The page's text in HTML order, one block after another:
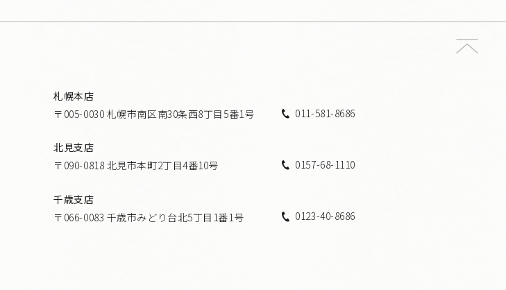
札幌本店
〒005-0030 札幌市南区南30条西8丁目5番1号
011-581-8686
北見支店
〒090-0818 北見市本町2丁目4番10号
0157-68-1110
千歳支店
〒066-0083 千歳市みどり台北5丁目1番1号
0123-40-8686